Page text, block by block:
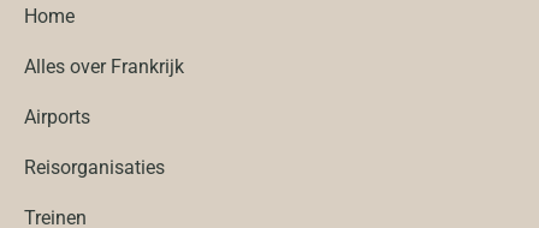
Home
Alles over Frankrijk
Airports
Reisorganisaties
Treinen